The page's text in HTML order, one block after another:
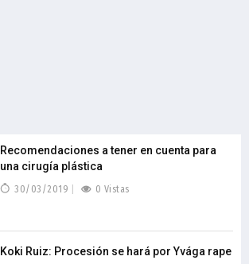
Recomendaciones a tener en cuenta para
una cirugía plástica
30/03/2019 0 Vistas
Koki Ruiz: Procesión se hará por Yvága rape